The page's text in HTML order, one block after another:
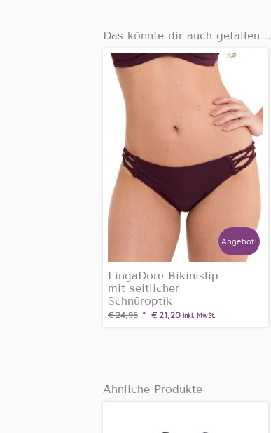
Das könnte dir auch gefallen …
LingaDore Bikinislip
mit seitlicher
Schnüroptik
€24,95 €21,20 inkl. MwSt.
Angebot!
Ähnliche Produkte